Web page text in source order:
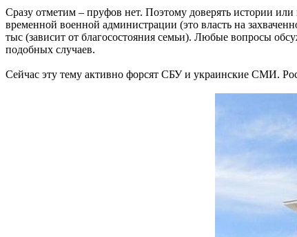
Сразу отметим – пруфов нет. Поэтому доверять истории
временной военной администрации (это власть на
тыс (зависит от благосостояния семьи). Любые вопросы
подобных случаев.
Сейчас эту тему активно форсят СБУ и украинские СМИ.